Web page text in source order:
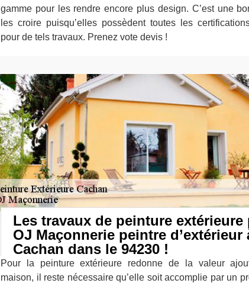
gamme pour les rendre encore plus design. C’est une
les croire puisqu’elles possèdent toutes les
pour de tels travaux. Prenez vote devis !
Les travaux de peinture extérieure
OJ Maçonnerie peintre d’extérieur
Cachan dans le 94230 !
Pour la peinture extérieure redonne de la valeur
maison, il reste nécessaire qu’elle soit accomplie par un